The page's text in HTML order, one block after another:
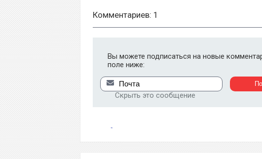
Комментариев: 1
Вы можете подписаться на новые
поле ниже:
Скрыть это сообщение